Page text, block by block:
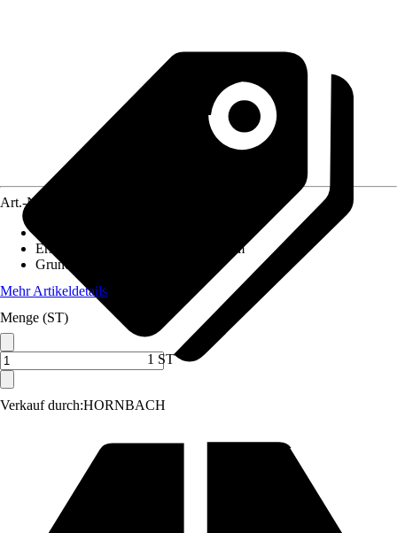
Verkauf durch:HORNBACH
Art.-Nr.
Ersatzteil/Zubehör für
Sonnenschirm
Grundfarbe
Mehr Artikeldetails
Menge (ST)
1 ST